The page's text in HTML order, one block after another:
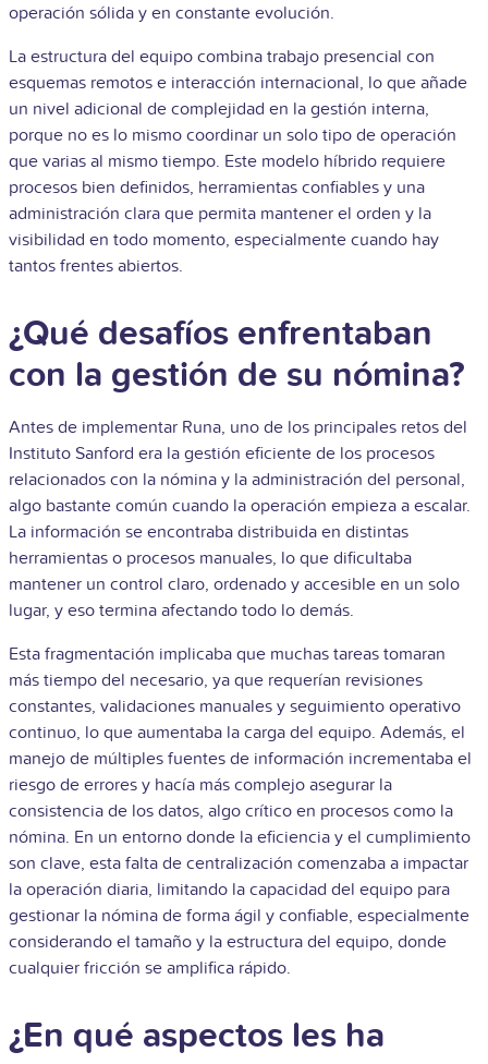
operación sólida y en constante evolución.
La estructura del equipo combina trabajo presencial con
esquemas remotos e interacción internacional, lo que añade
un nivel adicional de complejidad en la gestión interna,
porque no es lo mismo coordinar un solo tipo de operación
que varias al mismo tiempo. Este modelo híbrido requiere
procesos bien definidos, herramientas confiables y una
administración clara que permita mantener el orden y la
visibilidad en todo momento, especialmente cuando hay
tantos frentes abiertos.
¿Qué desafíos enfrentaban
con la gestión de su nómina?
Antes de implementar Runa, uno de los principales retos del
Instituto Sanford era la gestión eficiente de los procesos
relacionados con la nómina y la administración del personal,
algo bastante común cuando la operación empieza a escalar.
La información se encontraba distribuida en distintas
herramientas o procesos manuales, lo que dificultaba
mantener un control claro, ordenado y accesible en un solo
lugar, y eso termina afectando todo lo demás.
Esta fragmentación implicaba que muchas tareas tomaran
más tiempo del necesario, ya que requerían revisiones
constantes, validaciones manuales y seguimiento operativo
continuo, lo que aumentaba la carga del equipo. Además, el
manejo de múltiples fuentes de información incrementaba el
riesgo de errores y hacía más complejo asegurar la
consistencia de los datos, algo crítico en procesos como la
nómina. En un entorno donde la eficiencia y el cumplimiento
son clave, esta falta de centralización comenzaba a impactar
la operación diaria, limitando la capacidad del equipo para
gestionar la nómina de forma ágil y confiable, especialmente
considerando el tamaño y la estructura del equipo, donde
cualquier fricción se amplifica rápido.
¿En qué aspectos les ha